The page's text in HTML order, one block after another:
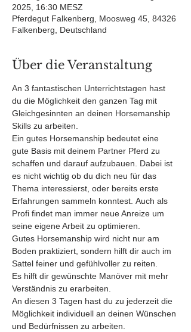
2025, 16:30 MESZ
Pferdegut Falkenberg, Moosweg 45, 84326
Falkenberg, Deutschland
Über die Veranstaltung
An 3 fantastischen Unterrichtstagen hast
du die Möglichkeit den ganzen Tag mit
Gleichgesinnten an deinen Horsemanship
Skills zu arbeiten.
Ein gutes Horsemanship bedeutet eine
gute Basis mit deinem Partner Pferd zu
schaffen und darauf aufzubauen. Dabei ist
es nicht wichtig ob du dich neu für das
Thema interessierst, oder bereits erste
Erfahrungen sammeln konntest. Auch als
Profi findet man immer neue Anreize um
seine eigene Arbeit zu optimieren.
Gutes Horsemanship wird nicht nur am
Boden praktiziert, sondern hilft dir auch im
Sattel feiner und gefühlvoller zu reiten.
Es hilft dir gewünschte Manöver mit mehr
Verständnis zu erarbeiten.
An diesen 3 Tagen hast du zu jederzeit die
Möglichkeit individuell an deinen Wünschen
und Bedürfnissen zu arbeiten.